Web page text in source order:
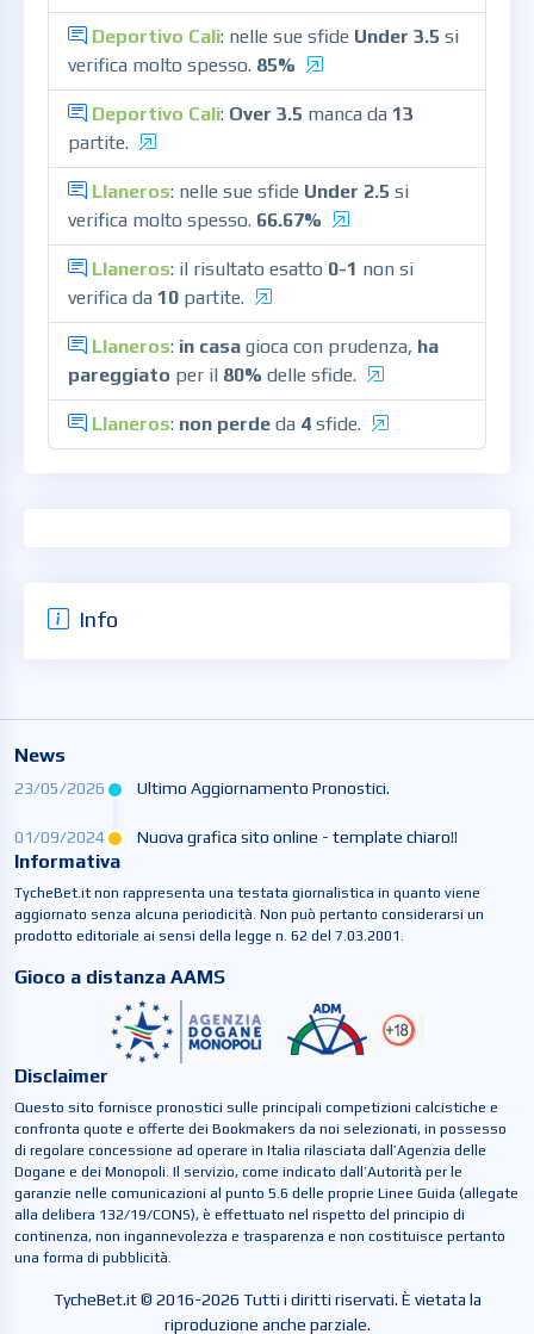
Deportivo Cali: nelle sue sfide Under 3.5 si
verifica molto spesso. 85%
Deportivo Cali: Over 3.5 manca da 13
partite.
Llaneros: nelle sue sfide Under 2.5 si
verifica molto spesso. 66.67%
Llaneros: il risultato esatto 0-1 non si
verifica da 10 partite.
Llaneros: in casa gioca con prudenza, ha
pareggiato per il 80% delle sfide.
Llaneros: non perde da 4 sfide.
Info
News
23/05/2026 Ultimo Aggiornamento Pronostici.
01/09/2024 Nuova grafica sito online - template chiaro!!
Informativa
TycheBet.it non rappresenta una testata giornalistica in quanto viene
aggiornato senza alcuna periodicità. Non può pertanto considerarsi un
prodotto editoriale ai sensi della legge n. 62 del 7.03.2001.
Gioco a distanza AAMS
Disclaimer
Questo sito fornisce pronostici sulle principali competizioni calcistiche e
confronta quote e offerte dei Bookmakers da noi selezionati, in possesso
di regolare concessione ad operare in Italia rilasciata dall’Agenzia delle
Dogane e dei Monopoli. Il servizio, come indicato dall’Autorità per le
garanzie nelle comunicazioni al punto 5.6 delle proprie Linee Guida (allegate
alla delibera 132/19/CONS), è effettuato nel rispetto del principio di
continenza, non ingannevolezza e trasparenza e non costituisce pertanto
una forma di pubblicità.
TycheBet.it © 2016-2026 Tutti i diritti riservati. È vietata la
riproduzione anche parziale.